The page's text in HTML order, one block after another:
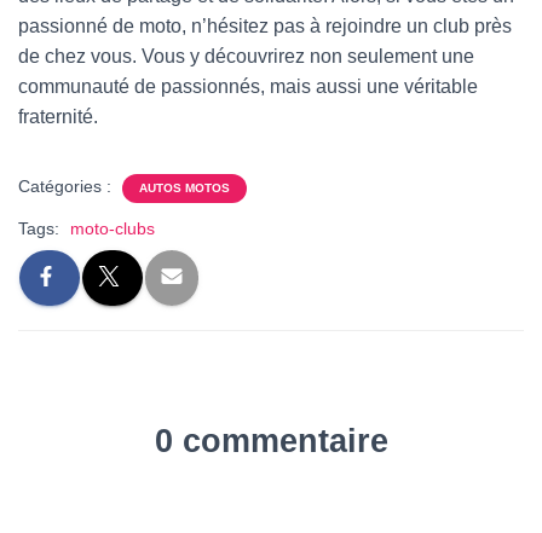
passionné de moto, n’hésitez pas à rejoindre un club près
de chez vous. Vous y découvrirez non seulement une
communauté de passionnés, mais aussi une véritable
fraternité.
Catégories : AUTOS MOTOS
Tags: moto-clubs
0 commentaire